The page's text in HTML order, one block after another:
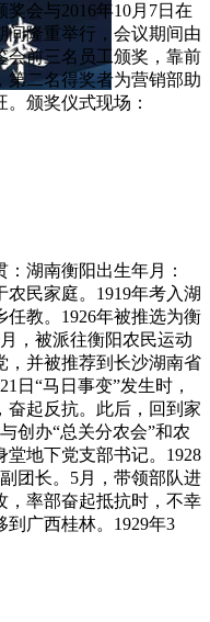
会与2016年10月7日在
间隆重举行，会议期间由
会前三名员工颁奖，靠前
第二名得奖者为营销部助
颁奖仪式现场：
湖南衡阳出生年月：
农民家庭。1919年考入湖
任教。1926年被推选为衡
，被派往衡阳农民运动
，并被推荐到长沙湖南省
日“马日事变”发生时，
奋起反抗。此后，回到家
创办“总关分农会”和农
地下党支部书记。1928
团长。5月，带领部队进
，率部奋起抵抗时，不幸
广西桂林。1929年3